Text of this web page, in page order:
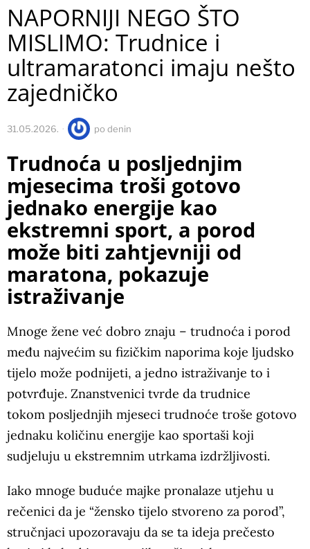
NAPORNIJI NEGO ŠTO
MISLIMO: Trudnice i
ultramaratonci imaju nešto
zajedničko
31.05.2026. po denin
Trudnoća u posljednjim
mjesecima troši gotovo
jednako energije kao
ekstremni sport, a porod
može biti zahtjevniji od
maratona, pokazuje
istraživanje
Mnoge žene već dobro znaju – trudnoća i porod
među najvećim su fizičkim naporima koje ljudsko
tijelo može podnijeti, a jedno istraživanje to i
potvrđuje. Znanstvenici tvrde da trudnice
tokom posljednjih mjeseci trudnoće troše gotovo
jednaku količinu energije kao sportaši koji
sudjeluju u ekstremnim utrkama izdržljivosti.
Iako mnoge buduće majke pronalaze utjehu u
rečenici da je “žensko tijelo stvoreno za porod”,
stručnjaci upozoravaju da se ta ideja prečesto